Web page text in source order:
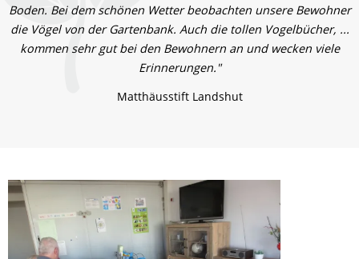
Boden. Bei dem schönen Wetter beobachten unsere Bewohner
die Vögel von der Gartenbank. Auch die tollen Vogelbücher, ...
kommen sehr gut bei den Bewohnern an und wecken viele
Erinnerungen."
Matthäusstift Landshut